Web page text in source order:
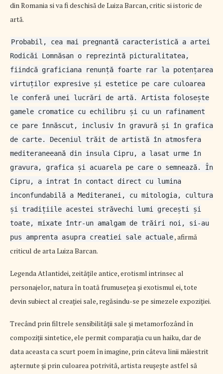
din Romania si va fi deschisǎ de Luiza Barcan, critic si istoric de
artǎ.
Probabil, cea mai pregnantă caracteristică a artei
Rodicăi Lomnăsan o reprezintă picturalitatea,
fiindcă graficiana renunță foarte rar la potențarea
virtuților expresive și estetice pe care culoarea
le conferă unei lucrări de artă. Artista folosește
gamele cromatice cu echilibru și cu un rafinament
ce pare înnăscut, inclusiv în gravură și în grafica
de carte. Deceniul trăit de artistă în atmosfera
mediteraneeană din insula Cipru, a lasat urme în
gravura, grafica și acuarela pe care o semnează. În
Cipru, a intrat în contact direct cu lumina
inconfundabilă a Mediteranei, cu mitologia, cultura
și tradițiile acestei străvechi lumi grecești și
toate, mixate într-un amalgam de trăiri noi, si-au
pus amprenta asupra creatiei sale actuale, afirmă
criticul de arta Luiza Barcan.
Legenda Atlantidei, zeitățile antice, erotisml intrinsec al
personajelor, natura în toată frumusețea și exotismul ei, tote
devin subiect al creației sale, regăsindu-se pe simezele expoziției.
Trecând prin filtrele sensibilității sale și metamorfozând în
compoziții sintetice, ele permit comparația cu un haiku, dar de
data aceasta ca scurt poem în imagine, prin câteva linii măiestrit
așternute și prin culoarea potrivită, artista reușește astfel să